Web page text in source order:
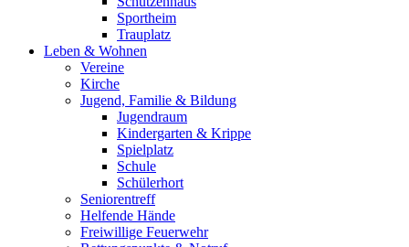
Sportheim
Trauplatz
Leben & Wohnen
Vereine
Kirche
Jugend, Familie & Bildung
Jugendraum
Kindergarten & Krippe
Spielplatz
Schule
Schülerhort
Seniorentreff
Helfende Hände
Freiwillige Feuerwehr